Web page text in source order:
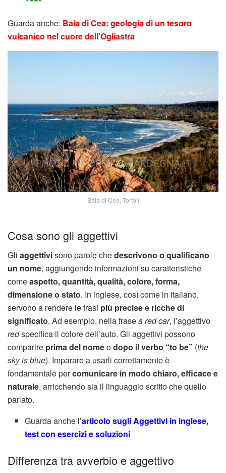
Guarda anche: Baia di Cea: geologia di un tesoro
vulcanico nel cuore dell’Ogliastra
Baia di Cea, Tortolì
Cosa sono gli aggettivi
Gli aggettivisono parole chedescrivono o qualificano
un nome, aggiungendo informazioni su caratteristiche
comeaspetto, quantità, qualità, colore, forma,
dimensione o stato. In inglese, così come in italiano,
servono a rendere le frasi più precise e ricche di
significato. Ad esempio, nella frasea red car, l’aggettivo
redspecifica il colore dell’auto. Gli aggettivi possono
comparire prima del nomeodopo il verbo “to be” (the
sky is blue). Imparare a usarli correttamente è
fondamentale percomunicare in modo chiaro, efficace e
naturale, arricchendo sia il linguaggio scritto che quello
parlato.
Guarda anche l’articolo sugli Aggettivi in inglese,
test con esercizi e soluzioni
Differenza tra avverbio e aggettivo